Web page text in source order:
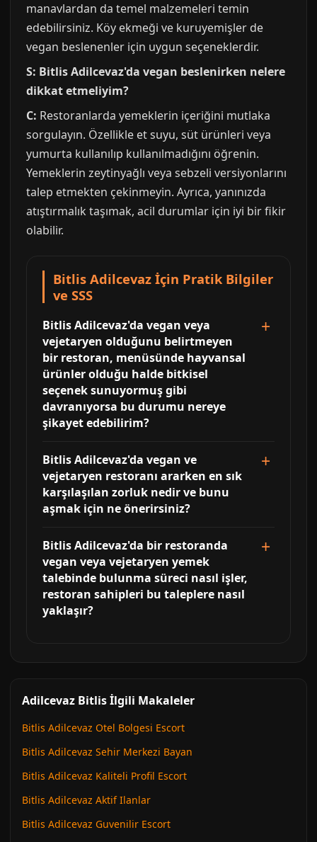
manavlardan da temel malzemeleri temin
edebilirsiniz. Köy ekmeği ve kuruyemişler de
vegan beslenenler için uygun seçeneklerdir.
S: Bitlis Adilcevaz'da vegan beslenirken nelere
dikkat etmeliyim?
C: Restoranlarda yemeklerin içeriğini mutlaka
sorgulayın. Özellikle et suyu, süt ürünleri veya
yumurta kullanılıp kullanılmadığını öğrenin.
Yemeklerin zeytinyağlı veya sebzeli versiyonlarını
talep etmekten çekinmeyin. Ayrıca, yanınızda
atıştırmalık taşımak, acil durumlar için iyi bir fikir
olabilir.
Bitlis Adilcevaz İçin Pratik Bilgiler
ve SSS
Bitlis Adilcevaz'da vegan veya
vejetaryen olduğunu belirtmeyen
bir restoran, menüsünde hayvansal
ürünler olduğu halde bitkisel
seçenek sunuyormuş gibi
davranıyorsa bu durumu nereye
şikayet edebilirim?
Bitlis Adilcevaz'da vegan ve
vejetaryen restoranı ararken en sık
karşılaşılan zorluk nedir ve bunu
aşmak için ne önerirsiniz?
Bitlis Adilcevaz'da bir restoranda
vegan veya vejetaryen yemek
talebinde bulunma süreci nasıl işler,
restoran sahipleri bu taleplere nasıl
yaklaşır?
Adilcevaz Bitlis İlgili Makaleler
Bitlis Adilcevaz Otel Bolgesi Escort
Bitlis Adilcevaz Sehir Merkezi Bayan
Bitlis Adilcevaz Kaliteli Profil Escort
Bitlis Adilcevaz Aktif Ilanlar
Bitlis Adilcevaz Guvenilir Escort